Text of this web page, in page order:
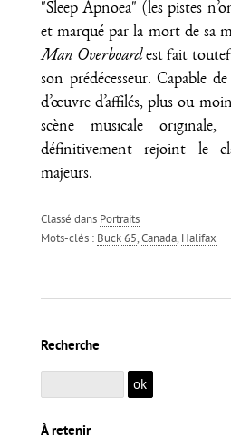
"Sleep Apnoea" (les pistes
et marqué par la mort de sa
Man Overboardest fait
son prédécesseur. Capable
d’œuvre d’affilés, plus ou
scène musicale
définitivement rejoint le
majeurs.
Classé dans Portraits
Mots-clés : Buck 65 Canada, Halifax
Recherche
À retenir